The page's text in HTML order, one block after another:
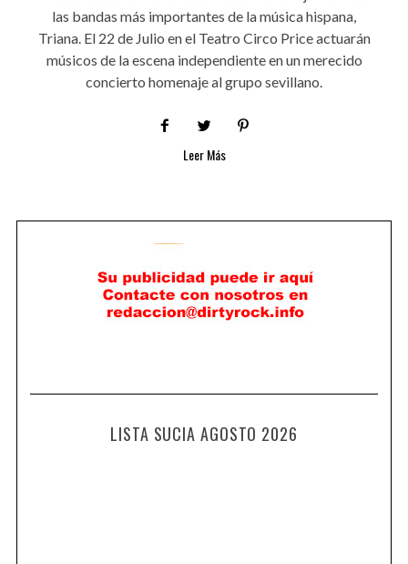
las bandas más importantes de la música hispana,
Triana. El 22 de Julio en el Teatro Circo Price actuarán
músicos de la escena independiente en un merecido
concierto homenaje al grupo sevillano.
Leer Más
LISTA SUCIA AGOSTO 2026